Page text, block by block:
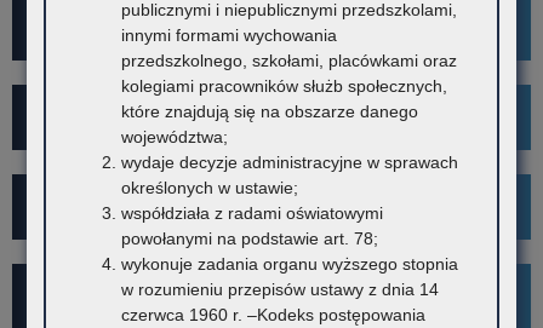
Wykaz szkół i placówek
Rekrutacja
Mediacje
Projekt Kibicuj z Klasą
publicznymi i niepublicznymi przedszkolami,
innymi formami wychowania
przedszkolnego, szkołami, placówkami oraz
kolegiami pracowników służb społecznych,
które znajdują się na obszarze danego
województwa;
wydaje decyzje administracyjne w sprawach
określonych w ustawie;
współdziała z radami oświatowymi
powołanymi na podstawie art. 78;
wykonuje zadania organu wyższego stopnia
w rozumieniu przepisów ustawy z dnia 14
czerwca 1960 r. –Kodeks postępowania